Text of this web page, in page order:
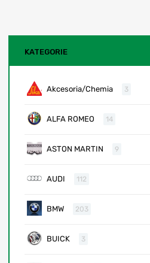
KATEGORIE
Akcesoria/Chemia 3
ALFA ROMEO 14
ASTON MARTIN 9
AUDI 112
BMW 203
BUICK 3